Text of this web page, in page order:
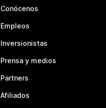
Conócenos
Empleos
Inversionistas
Prensa y medios
Partners
Afiliados